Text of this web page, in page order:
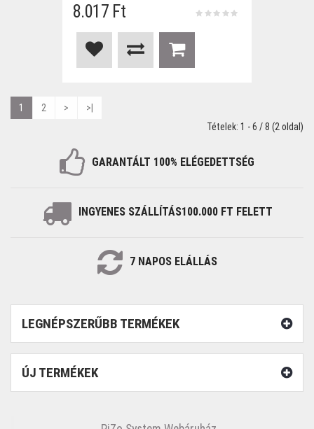
8.017 Ft
1 2 >
>|
Tételek: 1 - 6 / 8 (2 oldal)
GARANTÁLT 100% ELÉGEDETTSÉG
INGYENES SZÁLLÍTÁS100.000 FT FELETT
7NAPOSELÁLLÁS
LEGNÉPSZERŰBB TERMÉKEK
ÚJ TERMÉKEK